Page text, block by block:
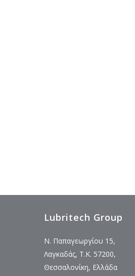
Lubritech Group
Ν. Παπαγεωργίου 15,
Λαγκαδάς, Τ.Κ. 57200,
Θεσσαλονίκη, Ελλάδα